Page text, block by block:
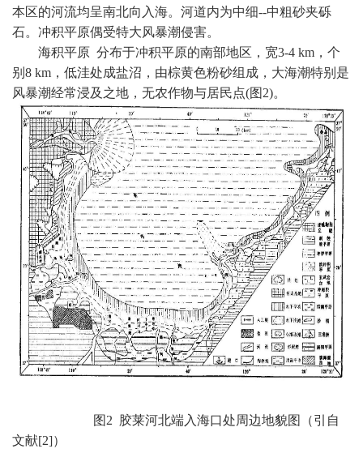
本区的河流均呈南北向入海。河道内为中细--中粗砂夹砾
石。冲积平原偶受特大风暴潮侵害。
海积平原 分布于冲积平原的南部地区，宽3-4 km ，个
别 8 km ，低洼处成盐沼，由棕黄色粉砂组成，大海潮特别是
风暴潮经常浸及之地，无农作物与居民点(图 2)。
图 2
胶莱河北端入海口处周边地貌图（引自
文献[2]）